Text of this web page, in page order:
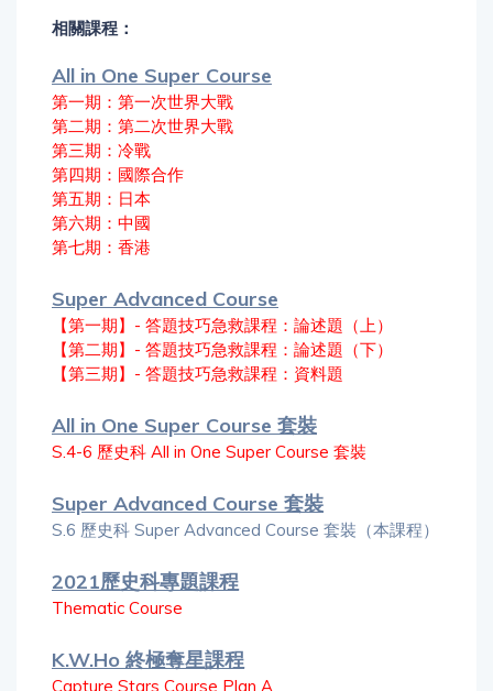
相關課程：
All in One Super Course
第一期：第一次世界大戰
第二期：第二次世界大戰
第三期：冷戰
第四期：國際合作
第五期：日本
第六期：中國
第七期：香港
Super Advanced Course
【第一期】- 答題技巧急救課程：論述題（上）
【第二期】- 答題技巧急救課程：論述題（下）
【第三期】- 答題技巧急救課程：資料題
All in One Super Course 套裝
S.4-6 歷史科 All in One Super Course 套裝
Super Advanced Course 套裝
S.6 歷史科 Super Advanced Course 套裝（本課程）
2021歷史科專題課程
Thematic Course
K.W.Ho 終極奪星課程
Capture Stars Course Plan A